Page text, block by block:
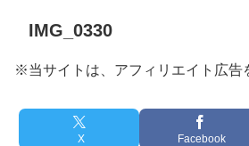
IMG_0330
※当サイトは、アフィリエイト広告
X Facebook